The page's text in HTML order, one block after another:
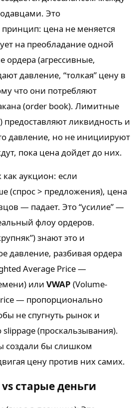
Это
цена не меняется
на преобладание одной
(агрессивные,
давление, “толкая” цену в
что они потребляют
(order book). Лимитные
предоставляют ликвидность и
давление, но не инициируют
пока цена дойдет до них.
аукцион: если
(спрос > предложения), цена
— падает. Это “усилие” —
флоу ордеров.
знают это и
давление, разбивая ордера
Average Price —
или VWAP (Volume-
— пропорционально
не спугнуть рынок и
(проскальзывания).
создали бы слишком
цену против них самих.
старые деньги